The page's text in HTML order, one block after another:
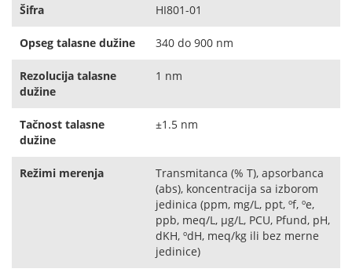
Šifra HI801-01
Opseg talasne dužine 340 do 900 nm
Rezolucija talasne
dužine
1 nm
Tačnost talasne
dužine
±1.5 nm
Režimi merenja
Transmitanca (% T), apsorbanca
(abs), koncentracija sa izborom
jedinica (ppm, mg/L, ppt, ºf, ºe,
ppb, meq/L, μg/L, PCU, Pfund, pH,
dKH, ºdH, meq/kg ili bez merne
jedinice)